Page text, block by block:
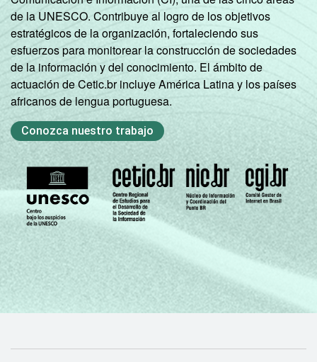
Limpeza urbana e esgoto e Atividades
relacionadas e 91 atividades associativas.
Veja a tabela de erros estatísticos
aproximados para cada variável este
indicador.
Fonte: NIC.br - out/nov 2009
de la UNESCO. Contribuye al logro de los objetivos
estratégicos de la organización, fortaleciendo sus
esfuerzos para monitorear la construcción de sociedades
de la información y del conocimiento. El ámbito de
actuación de Cetic.br incluye América Latina y los países
africanos de lengua portuguesa.
Conozca nuestro trabajo